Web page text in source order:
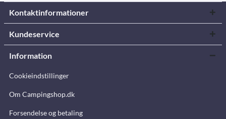
Kontaktinformationer
Kundeservice
Information
Cookieindstillinger
Om Campingshop.dk
Forsendelse og betaling